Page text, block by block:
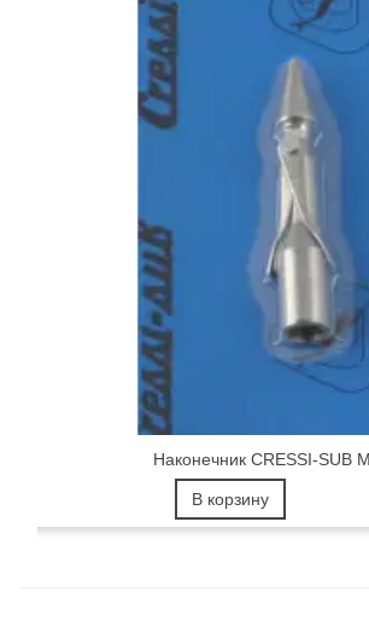
Наконечник CRESSI-SUB
В корзину